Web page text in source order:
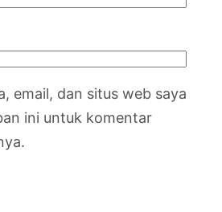
email, dan situs web saya
ini untuk komentar